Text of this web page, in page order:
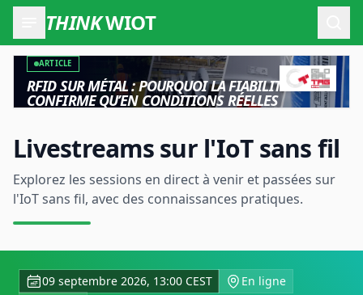
THINKWIOT
ARTICLE
RFID SUR MÉTAL : POURQUOI LA FIABILITÉ NE SE
CONFIRME QU’EN CONDITIONS RÉELLES
Livestreams sur l'IoT sans fil
Explorez les sessions en direct à venir et passées sur
l'IoT sans fil, avec des connaissances pratiques.
09 septembre 2026, 13:00 CEST
En ligne